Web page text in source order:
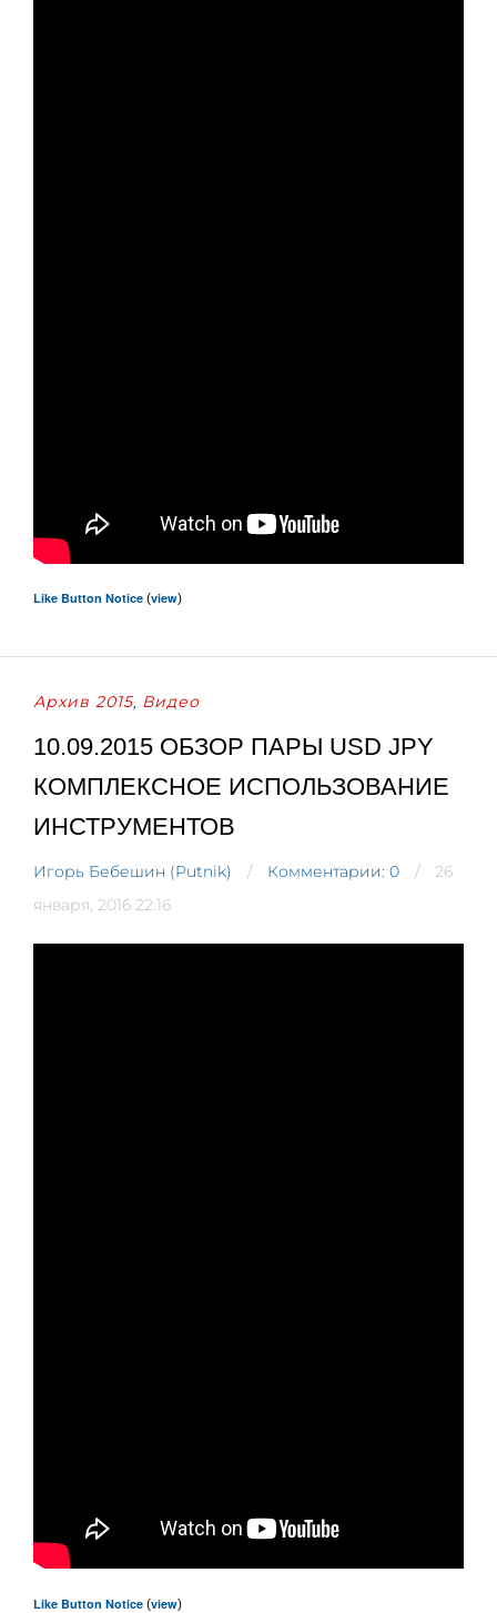
Like Button Notice (view)
Архив 2015, Видео
10.09.2015 ОБЗОР ПАРЫ USD JPY
КОМПЛЕКСНОЕ ИСПОЛЬЗОВАНИЕ
ИНСТРУМЕНТОВ
Игорь Бебешин (Putnik) Комментарии: 0
26
января, 2016 22:16
Like Button Notice (view)